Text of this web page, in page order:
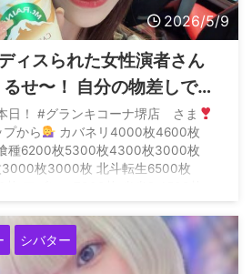
2026/5/9
ィスられた女性演者さん
せ〜！ 自分の物差しで人
んな！」と応戦するも、
らずアンチばかり湧いて
日！ #グランキコーナ堺店 さま
から
カバネリ4000枚4600枚
種6200枚5300枚4300枚3000枚
枚3000枚 北斗転生6500枚
シバター